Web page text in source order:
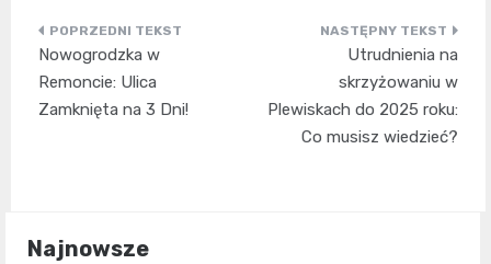
Nawigacja
wpisu
Nowogrodzka w
Remoncie: Ulica
Zamknięta na 3 Dni!
Utrudnienia na
skrzyżowaniu w
Plewiskach do 2025 roku:
Co musisz wiedzieć?
Najnowsze